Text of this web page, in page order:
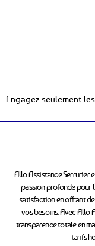
Engagez seulement
Allo Assistance Serrurier
passion profonde pour
satisfaction en offrant
vos besoins. Avec Allo
transparence totale en
tarifs